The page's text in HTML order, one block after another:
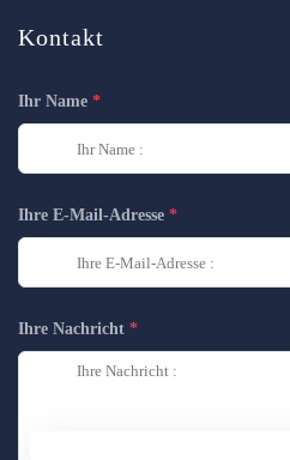
Kontakt
Ihr Name
Ihre E-Mail-Adresse
Ihre Nachricht